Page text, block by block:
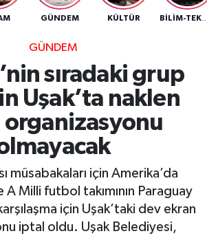
GÜNDEM KÜLTÜR
GÜNDEM
sıradaki grup
Uşak’ta naklen
organizasyonu
müsabakaları için Amerika’da
A Milli futbol takımının Paraguay
için Uşak’taki dev ekran
iptal oldu. Uşak Belediyesi,